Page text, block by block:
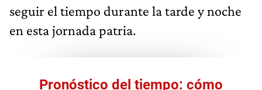
seguir el tiempo durante la tarde y noche
en esta jornada patria.
Pronóstico del tiempo: cómo